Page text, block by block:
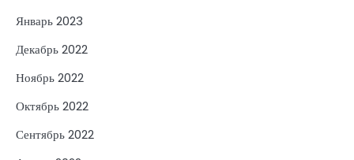
Январь 2023
Декабрь 2022
Ноябрь 2022
Октябрь 2022
Сентябрь 2022